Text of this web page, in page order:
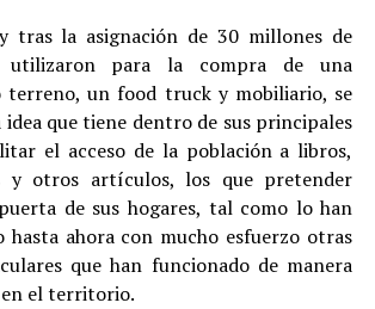
tras la asignación de 30 millones de
utilizaron para la compra de una
terreno, un food truck y mobiliario, se
que tiene dentro de sus principales
el acceso de la población a libros,
y otros artículos, los que pretender
de sus hogares, tal como lo han
hasta ahora con mucho esfuerzo otras
que han funcionado de manera
el territorio.